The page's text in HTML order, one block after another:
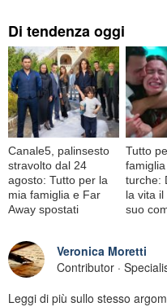
Di tendenza oggi
Canale5, palinsesto
stravolto dal 24
agosto: Tutto per la
mia famiglia e Far
Away spostati
Tutto
turche:
la vita
suo
Veronica Moretti
Contributor ·
Leggi di più sullo stesso